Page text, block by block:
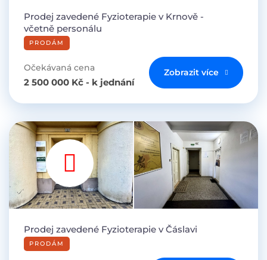
Prodej zavedené Fyzioterapie v Krnově -
včetně personálu
PRODÁM
Očekávaná cena
2 500 000 Kč - k jednání
Zobrazit více
Prodej zavedené Fyzioterapie v Čáslavi
PRODÁM